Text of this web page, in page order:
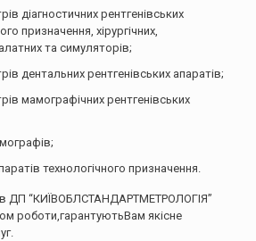
діагностичних рентгенівських
призначення, хірургічних,
та симуляторів;
дентальних рентгенівських апаратів;
мамографічних рентгенівських
технологічного призначення.
ДП “КИЇВОБЛСТАНДАРТМЕТРОЛОГІЯ”
роботи,гарантуютьВам якісне